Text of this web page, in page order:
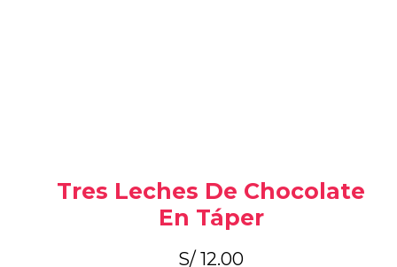
Tres Leches De Chocolate
En Táper
S/ 12.00